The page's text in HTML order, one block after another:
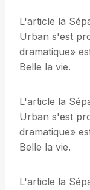
L'article la
Urban s'est
dramatique»
Belle la vie.
L'article la
Urban s'est
dramatique»
Belle la vie.
L'article la